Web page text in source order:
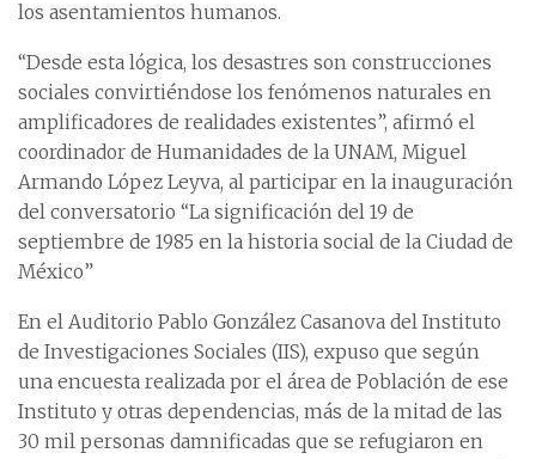
los asentamientos humanos.
“Desde esta lógica, los desastres son construcciones
sociales convirtiéndose los fenómenos naturales en
amplificadores de realidades existentes”, afirmó el
coordinador de Humanidades de la UNAM, Miguel
Armando López Leyva, al participar en la inauguración
del conversatorio “La significación del 19 de
septiembre de 1985 en la historia social de la Ciudad de
México”
En el Auditorio Pablo González Casanova del Instituto
de Investigaciones Sociales (IIS), expuso que según
una encuesta realizada por el área de Población de ese
Instituto y otras dependencias, más de la mitad de las
30 mil personas damnificadas que se refugiaron en